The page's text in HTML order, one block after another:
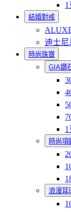
1
結婚對戒
迪士尼
時尚珠寶
GIA鑽
1
時尚項
浪漫耳